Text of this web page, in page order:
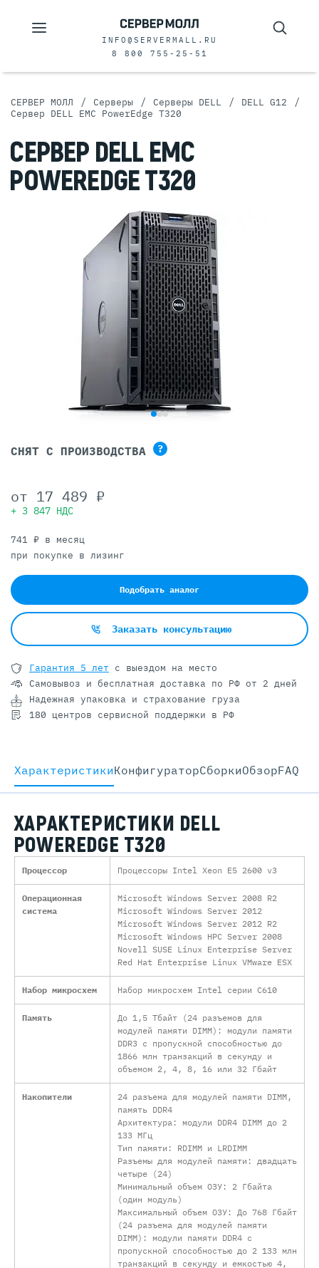
INFO@SERVERMALL.RU
8 800 755-25-51
СЕРВЕР МОЛЛ / Серверы / Серверы DELL / DELL G12 /
Сервер DELL EMC PowerEdge T320
СЕРВЕР DELL EMC
POWEREDGE T320
СНЯТ С ПРОИЗВОДСТВА ?
от 17 489 ₽
+ 3 847 НДС
741 ₽ в месяц
при покупке в лизинг
Подобрать аналог
Заказать консультацию
Гарантия 5 лет с выездом на место
Самовывоз и бесплатная доставка по РФ от 2 дней
Надежная упаковка и страхование груза
180 центров сервисной поддержки в РФ
ХарактеристикиКонфигураторCборкиОбзорFAQ
ХАРАКТЕРИСТИКИ DELL
POWEREDGE T320
Процессор Процессоры Intel Xeon E5 2600 v3
Операционная
система
Microsoft Windows Server 2008 R2
Microsoft Windows Server 2012
Microsoft Windows Server 2012 R2
Microsoft Windows HPC Server 2008
Novell SUSE Linux Enterprise Server
Red Hat Enterprise Linux VMware ESX
Набор микросхем Набор микросхем Intel серии C610
Память
До 1,5 Тбайт (24 разъемов для
модулей памяти DIMM): модули памяти
DDR3 с пропускной способностью до
1866 млн транзакций в секунду и
объемом 2, 4, 8, 16 или 32 Гбайт
Накопители
24 разъема для модулей памяти DIMM,
память DDR4
Архитектура: модули DDR4 DIMM до 2
133 МГц
Тип памяти: RDIMM и LRDIMM
Разъемы для модулей памяти: двадцать
четыре (24)
Минимальный объем ОЗУ: 2 Гбайта
(один модуль)
Максимальный объем ОЗУ: До 768 Гбайт
(24 разъема для модулей памяти
DIMM): модули памяти DDR4 с
пропускной способностью до 2 133 млн
транзакций в секунду и емкостью 4,